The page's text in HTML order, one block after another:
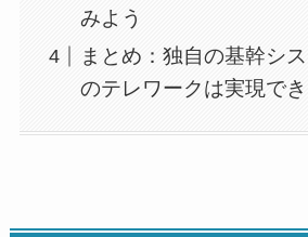
みよう
まとめ：独自の基幹シ
のテレワークは実現で